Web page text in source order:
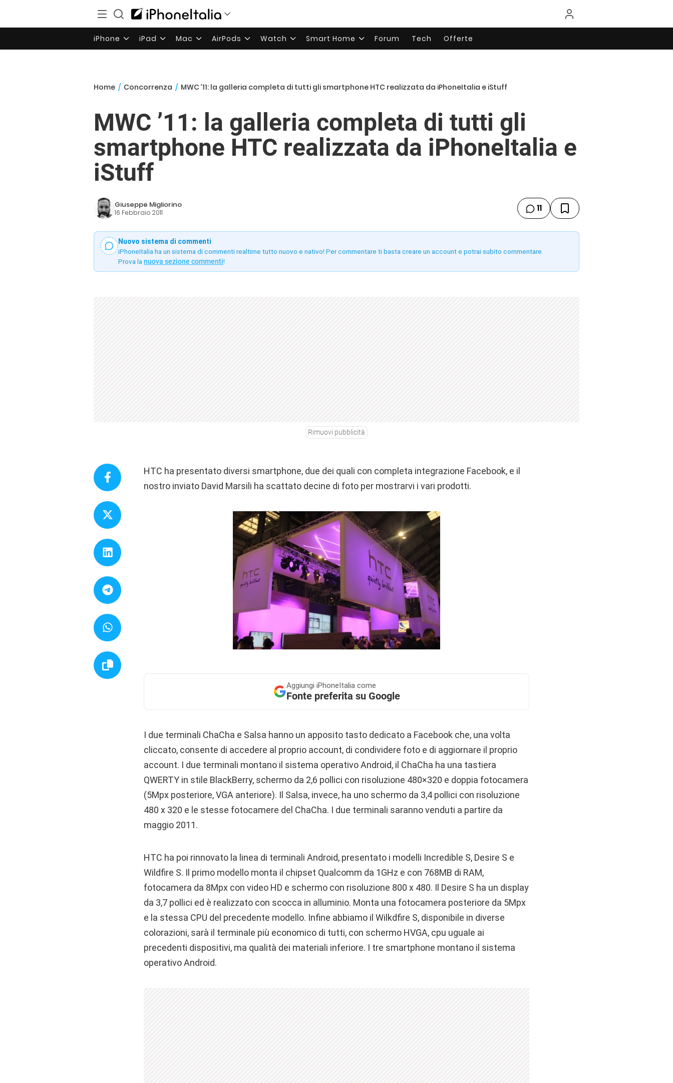
iPhone iPad Mac AirPods Watch Smart Home Forum Tech Offerte
Home / Concorrenza / MWC ’11: la galleria completa di tutti gli smartphone HTC realizzata da iPhoneItalia e iStuff
MWC ’11: la galleria completa di tutti gli
smartphone HTC realizzata da iPhoneItalia e
iStuff
Giuseppe Migliorino
16 Febbraio 2011 11
Nuovo sistema di commenti
iPhoneItalia ha un sistema di commenti realtime tutto nuovo e nativo! Per commentare ti basta creare un account e potrai subito commentare.
Prova la nuova sezione commenti!
Rimuovi pubblicità
HTC ha presentato diversi smartphone, due dei quali con completa integrazione Facebook, e il
nostro inviato David Marsili ha scattato decine di foto per mostrarvi i vari prodotti.
Aggiungi iPhoneItalia come
Fonte preferita su Google
I due terminali ChaCha e Salsa hanno un apposito tasto dedicato a Facebook che, una volta
cliccato, consente di accedere al proprio account, di condividere foto e di aggiornare il proprio
account. I due terminali montano il sistema operativo Android, il ChaCha ha una tastiera
QWERTY in stile BlackBerry, schermo da 2,6 pollici con risoluzione 480×320 e doppia fotocamera
(5Mpx posteriore, VGA anteriore). Il Salsa, invece, ha uno schermo da 3,4 pollici con risoluzione
480 x 320 e le stesse fotocamere del ChaCha. I due terminali saranno venduti a partire da
maggio 2011.
HTC ha poi rinnovato la linea di terminali Android, presentato i modelli Incredible S, Desire S e
Wildfire S. Il primo modello monta il chipset Qualcomm da 1GHz e con 768MB di RAM,
fotocamera da 8Mpx con video HD e schermo con risoluzione 800 x 480. Il Desire S ha un display
da 3,7 pollici ed è realizzato con scocca in alluminio. Monta una fotocamera posteriore da 5Mpx
e la stessa CPU del precedente modello. Infine abbiamo il Wilkdfire S, disponibile in diverse
colorazioni, sarà il terminale più economico di tutti, con schermo HVGA, cpu uguale ai
precedenti dispositivi, ma qualità dei materiali inferiore. I tre smartphone montano il sistema
operativo Android.